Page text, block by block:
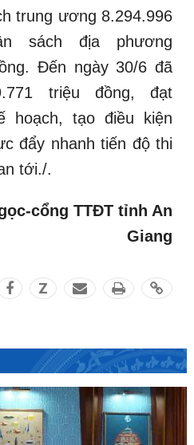
trung ương 8.294.996
sách địa phương
Đến ngày 30/6 đã
triệu đồng, đạt
hoạch, tạo điều kiện
đẩy nhanh tiến độ thi
tới./.
cổng TTĐT tỉnh An
Giang
Z